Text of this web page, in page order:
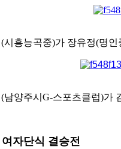
(시흥능곡중)가 장유정(명인
(남양주시 G-스포츠클럽)가
자단식 결승전